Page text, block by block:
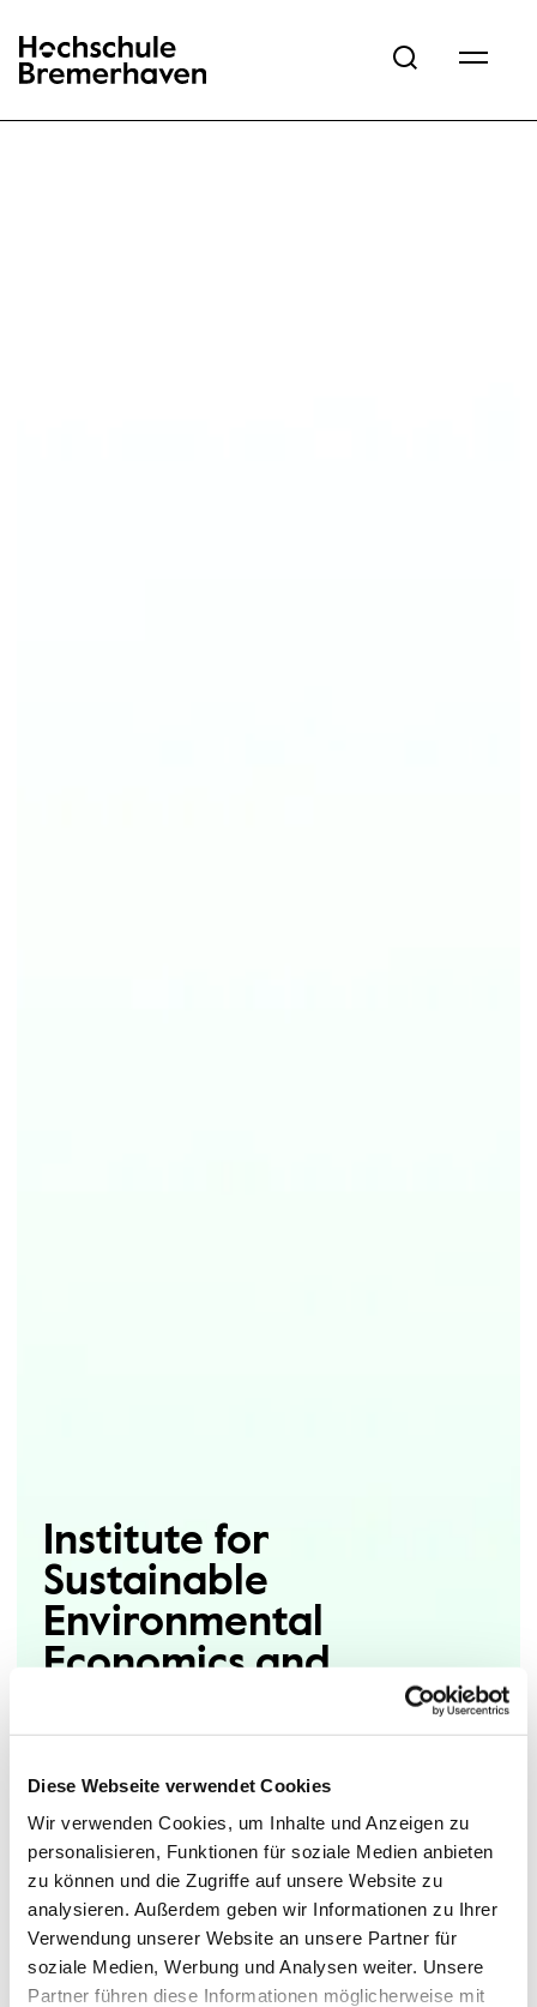
Diese Webseite verwendet Cookies
Wir verwenden Cookies, um Inhalte und Anzeigen zu
personalisieren, Funktionen für soziale Medien anbieten
zu können und die Zugriffe auf unsere Website zu
analysieren. Außerdem geben wir Informationen zu Ihrer
Verwendung unserer Website an unsere Partner für
soziale Medien, Werbung und Analysen weiter. Unsere
Partner führen diese Informationen möglicherweise mit
Hochschule Bremerhaven
Institute for
Sustainable
Environmental
Economics and